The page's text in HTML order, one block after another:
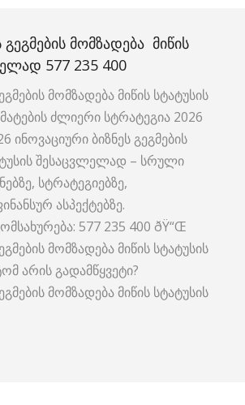
ᲒᲔᲒᲛᲔᲑᲘᲡ ᲛᲝᲛᲖᲐᲓᲔᲑᲐ ᲛᲘᲬᲘᲡ
577 235 400
მომზადება მიწის სტატუსის
ძლიერი სტრატეგია 2026
ინოვაციური ბიზნეს გეგმების
შესაცვლელად – სრული
სტრატეგიებზე,
ასპექტებზე.
577 235 400 ðŸ“Œ
მომზადება მიწის სტატუსის
არის გადამწყვეტი?
მომზადება მიწის სტატუსის